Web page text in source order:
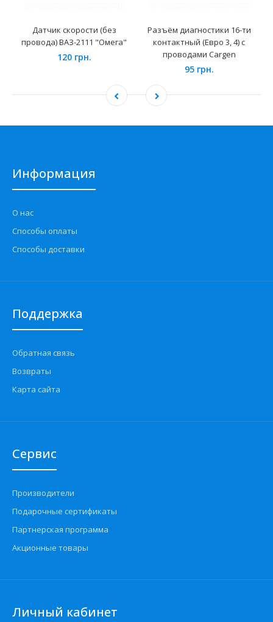
Датчик скорости (без
провода) ВАЗ-2111 "Омега"
120 грн.
Разъём диагностики 16-ти
контактный (Евро 3, 4) с
проводами Cargen
95 грн.
Информация
О нас
Способы оплаты
Способы доставки
Поддержка
Обратная связь
Возвраты
Карта сайта
Сервис
Производители
Подарочные сертификаты
Партнерская программа
Акционные товары
Личный кабинет